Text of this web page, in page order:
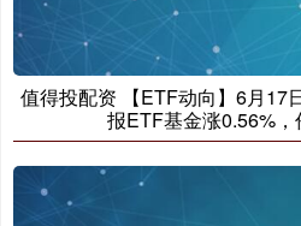
值得投配资 【ETF动向】6月17
报ETF基金涨0.56%